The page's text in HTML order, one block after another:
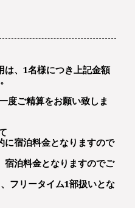
、1名様につき上記金額
度ご精算をお願い致しま
に宿泊料金となりますので
宿泊料金となりますのでご
フリータイム1部扱いとな